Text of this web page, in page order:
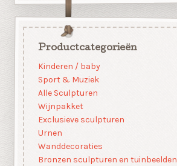
Productcategorieën
Kinderen / baby
Sport & Muziek
Alle Sculpturen
Wijnpakket
Exclusieve sculpturen
Urnen
Wanddecoraties
Bronzen sculpturen en tuinbeelden